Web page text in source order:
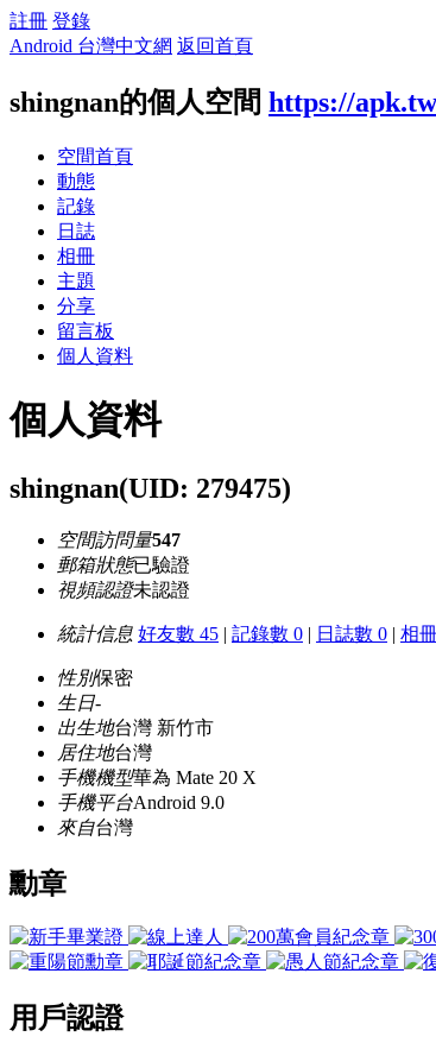
註冊 登錄
Android 台灣中文網 返回首頁
shingnan的個人空間 https://
空間首頁
動態
記錄
日誌
相冊
主題
分享
留言板
個人資料
個人資料
shingnan(UID: 279475)
空間訪問量547
郵箱狀態已驗證
視頻認證未認證
統計信息 好友數 45 | 記錄數 0 | 日誌數 0 | 相
性別保密
生日-
出生地台灣 新竹市
居住地台灣
手機機型華為 Mate 20 X
手機平台Android 9.0
來自台灣
勳章
用戶認證